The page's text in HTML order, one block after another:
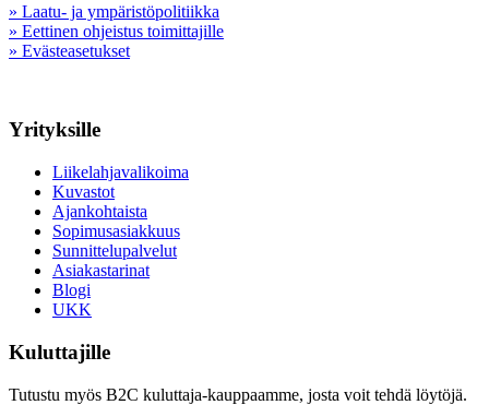
» Laatu- ja ympäristöpolitiikka
» Eettinen ohjeistus toimittajille
» Evästeasetukset
Yrityksille
Liikelahjavalikoima
Kuvastot
Ajankohtaista
Sopimusasiakkuus
Sunnittelupalvelut
Asiakastarinat
Blogi
UKK
Kuluttajille
Tutustu myös B2C kuluttaja-kauppaamme, josta voit tehdä löytöjä.